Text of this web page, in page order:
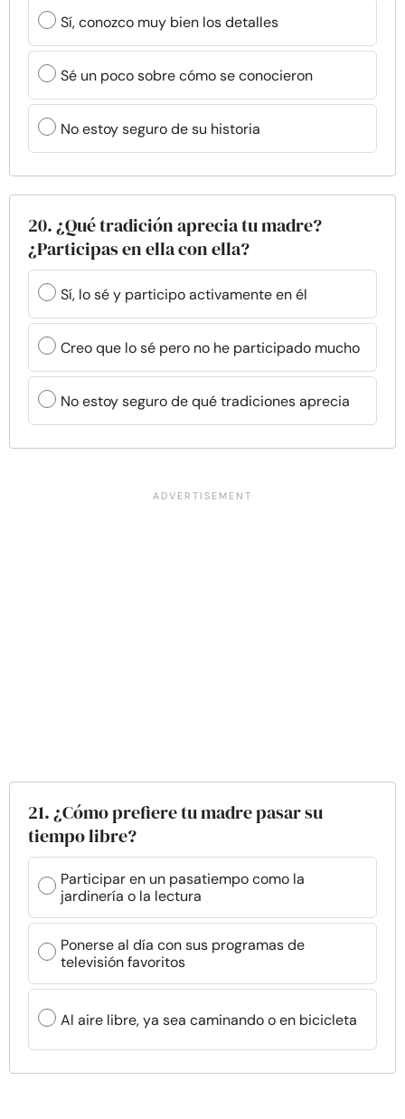
Sí, conozco muy bien los detalles
Sé un poco sobre cómo se conocieron
No estoy seguro de su historia
20. ¿Qué tradición aprecia tu madre?
¿Participas en ella con ella?
Sí, lo sé y participo activamente en él
Creo que lo sé pero no he participado mucho
No estoy seguro de qué tradiciones aprecia
21. ¿Cómo prefiere tu madre pasar su
tiempo libre?
Participar en un pasatiempo como la
jardinería o la lectura
Ponerse al día con sus programas de
televisión favoritos
Al aire libre, ya sea caminando o en bicicleta